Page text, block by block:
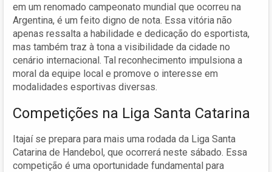
em um renomado campeonato mundial que ocorreu na
Argentina, é um feito digno de nota. Essa vitória não
apenas ressalta a habilidade e dedicação do esportista,
mas também traz à tona a visibilidade da cidade no
cenário internacional. Tal reconhecimento impulsiona a
moral da equipe local e promove o interesse em
modalidades esportivas diversas.
Competições na Liga Santa Catarina
Itajaí se prepara para mais uma rodada da Liga Santa
Catarina de Handebol, que ocorrerá neste sábado. Essa
competição é uma oportunidade fundamental para